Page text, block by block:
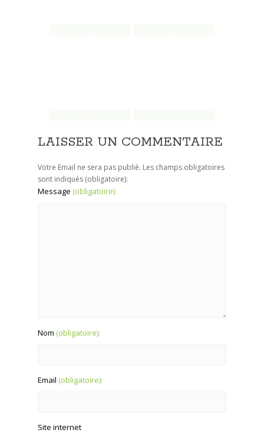
LAISSER UN COMMENTAIRE
Votre Email ne sera pas publié. Les champs obligatoires
sont indiqués (obligatoire):
Message (obligatoire):
Nom (obligatoire):
Email (obligatoire):
Site internet